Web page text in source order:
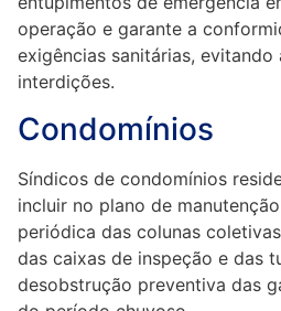
operação e garante a
exigências sanitárias, evitando
interdições.
Condomínios
Síndicos de condomínios
incluir no plano de
periódica das colunas
das caixas de inspeção e das
desobstrução preventiva das